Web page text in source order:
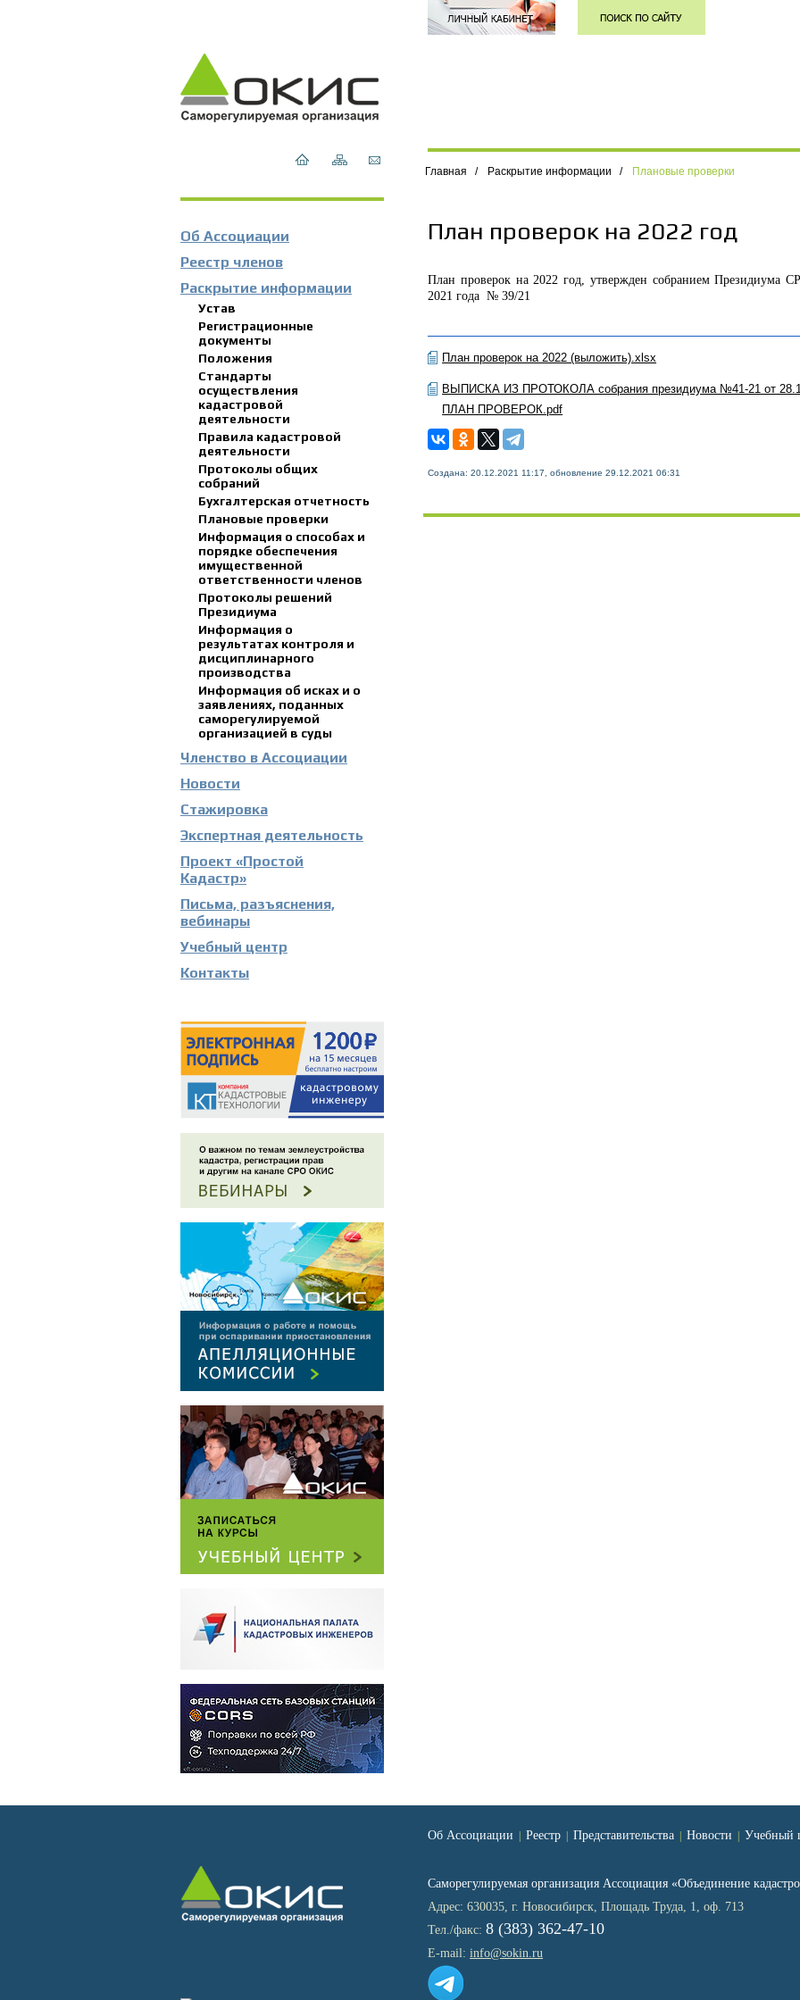
Об Ассоциации
Реестр членов
Раскрытие информации
Устав
Регистрационные
документы
Положения
Стандарты
осуществления
кадастровой
деятельности
Правила кадастровой
деятельности
Протоколы общих
собраний
Бухгалтерская отчетность
Плановые проверки
Информация о способах и
порядке обеспечения
имущественной
ответственности членов
Протоколы решений
Президиума
Информация о
результатах контроля и
дисциплинарного
производства
Информация об исках и о
заявлениях, поданных
саморегулируемой
организацией в суды
Членство в Ассоциации
Новости
Стажировка
Экспертная деятельность
Проект «Простой
Кадастр»
Письма, разъяснения,
вебинары
Учебный центр
Контакты
Главная / Раскрытие информации / Плановые проверки
План проверок на 2022 год
План проверок на 2022 год, утвержден собранием Президиума
2021 года № 39/21
План проверок на 2022 (выложить).xlsx
ВЫПИСКА ИЗ ПРОТОКОЛА собрания президиума №41-21 от
ПЛАН ПРОВЕРОК.pdf
Создана: 20.12.2021 11:17, обновление 29.12.2021 06:31
Об Ассоциации Реестр Представительства Новости Учебный
Саморегулируемая организация Ассоциация «Объединение
Адрес: 630035, г. Новосибирск, Площадь Труда, 1, оф. 713
Тел./факс: 8 (383) 362-47-10
E-mail:info@sokin.ru